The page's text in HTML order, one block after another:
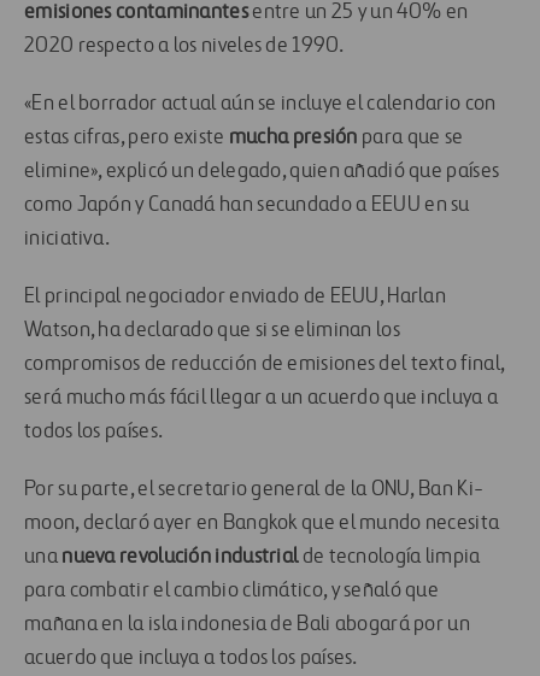
emisiones contaminantesentre un 25 y un 40% en
2020 respecto a los niveles de 1990.
«En el borrador actual aún se incluye el calendario con
estas cifras, pero existe mucha presión para que se
elimine», explicó un delegado, quien añadió que países
como Japón y Canadá han secundado a EEUU en su
iniciativa.
El principal negociador enviado de EEUU, Harlan
Watson, ha declarado que si se eliminan los
compromisos de reducción de emisiones del texto final,
será mucho más fácil llegar a un acuerdo que incluya a
todos los países.
Por su parte, el secretario general de la ONU, Ban Ki-
moon, declaró ayer en Bangkok que el mundo necesita
una nueva revolución industrialde tecnología limpia
para combatir el cambio climático, y señaló que
mañana en la isla indonesia de Bali abogará por un
acuerdo que incluya a todos los países.